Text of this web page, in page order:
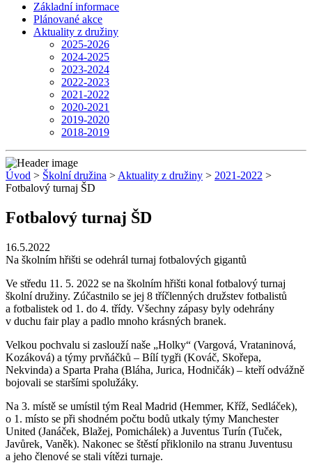
Základní informace
Plánované akce
Aktuality z družiny
2025-2026
2024-2025
2023-2024
2022-2023
2021-2022
2020-2021
2019-2020
2018-2019
Úvod > Školní družina > Aktuality z družiny > 2021-2022 >
Fotbalový turnaj ŠD
Fotbalový turnaj ŠD
16.5.2022
Na školním hřišti se odehrál turnaj fotbalových gigantů
Ve středu 11. 5. 2022 se na školním hřišti konal fotbalový turnaj
školní družiny. Zúčastnilo se jej 8 tříčlenných družstev fotbalistů
a fotbalistek od 1. do 4. třídy. Všechny zápasy byly odehrány
v duchu fair play a padlo mnoho krásných branek.
Velkou pochvalu si zaslouží naše „Holky“ (Vargová, Vrataninová,
Kozáková) a týmy prvňáčků – Bílí tygři (Kováč, Skořepa,
Nekvinda) a Sparta Praha (Bláha, Jurica, Hodničák) – kteří odvážně
bojovali se staršími spolužáky.
Na 3. místě se umístil tým Real Madrid (Hemmer, Kříž, Sedláček),
o 1. místo se při shodném počtu bodů utkaly týmy Manchester
United (Janáček, Blažej, Pomichálek) a Juventus Turín (Tuček,
Javůrek, Vaněk). Nakonec se štěstí přiklonilo na stranu Juventusu
a jeho členové se stali vítězi turnaje.